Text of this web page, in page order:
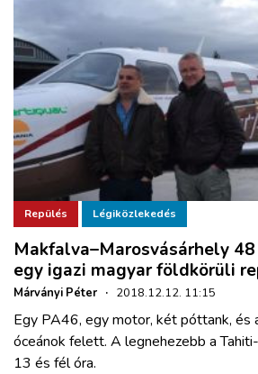
REGISZTRÁCIÓ
Repülés Légiközlekedés
Makfalva–Marosvásárhely
egy igazi magyar földkörüli
Márványi Péter · 2018.12.12. 11:15
Egy PA46, egy motor, két póttank, és
óceánok felett. A legnehezebb a
13 és fél óra.